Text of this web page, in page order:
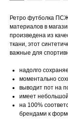
Ретро футболка
материалов в
произведена из
ткани, этот
важные для
надолго
моментально
выводит пот на
имеет
на 100%
брендами к